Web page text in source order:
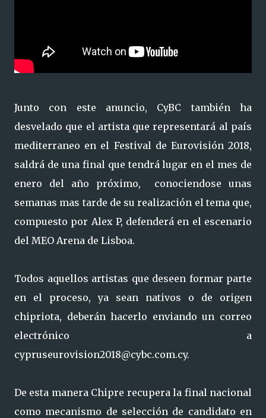
Junto con este anuncio, CyBC también ha
desvelado que el artista que representará al país
mediterraneo en el Festival de Eurovisión 2018,
saldrá de una final que tendrá lugar en el mes de
enero del año próximo, conociendose unas
semanas mas tarde de su realización el tema que,
compuesto por Alex P, defenderá en el escenario
del MEO Arena de Lisboa.
Todos aquellos artistas que deseen formar parte
en el proceso, ya sean nativos o de origen
chipriota, deberán hacerlo enviando un correo
electrónico a
cypruseurovision2018@cybc.com.cy.
De esta manera Chipre recupera la final nacional
como mecanismo de selección de candidato en